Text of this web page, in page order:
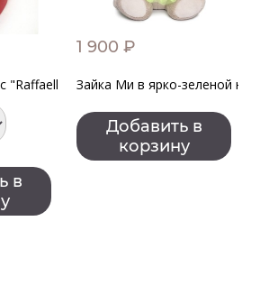
"Raffaello" КЛАССИК
в
1 900 ₽
Зайка Ми в ярко-зеленой
Добавить в
корзину